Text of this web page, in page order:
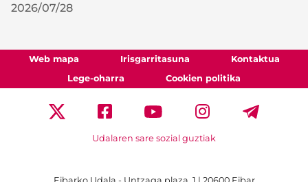
2026/07/28
Web mapa Irisgarritasuna
Kontaktua
Lege-oharra
Cookien politika
Udalaren sare sozial guztiak